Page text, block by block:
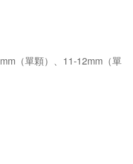
mm （單顆） 、11-12mm（單